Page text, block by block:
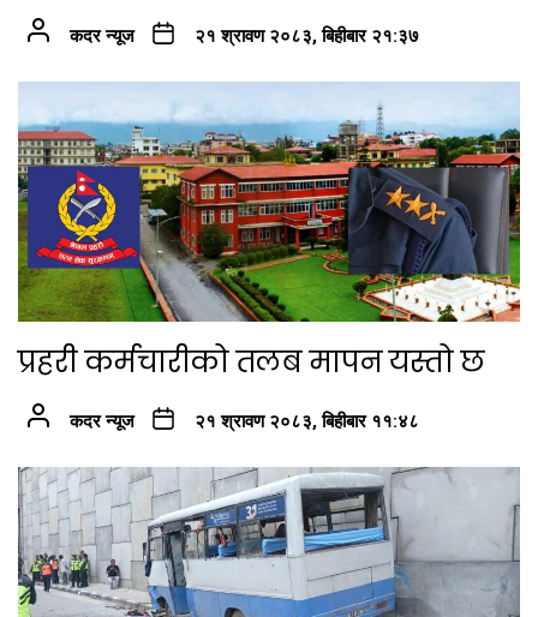
कदर न्यूज २१ श्रावण २०८३, बिहीबार २१:३७
प्रहरी कर्मचारीको तलब मापन यस्तो छ
कदर न्यूज २१ श्रावण २०८३, बिहीबार ११:४८